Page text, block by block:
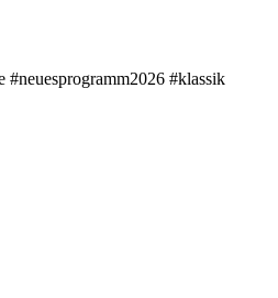
#neuesprogramm2026 #klassik